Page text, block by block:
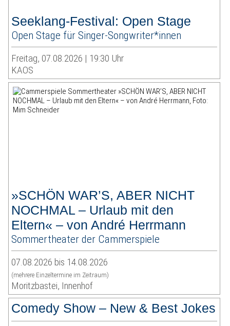
Seeklang-Festival: Open Stage
Open Stage für Singer-Songwriter*innen
Freitag, 07.08.2026 | 19:30 Uhr
KAOS
»SCHÖN WAR’S, ABER NICHT
NOCHMAL – Urlaub mit den
Eltern« – von André Herrmann
Sommertheater der Cammerspiele
07.08.2026 bis 14.08.2026
(mehrere Einzeltermine im Zeitraum)
Moritzbastei, Innenhof
Comedy Show – New & Best Jokes